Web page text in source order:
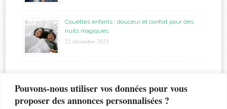
Pouvons-nous utiliser vos données pour vous
proposer des annonces personnalisées ?
Couettes enfants : douceur et confort pour des
nuits magiques
22 décembre 2023
accouchement allaitement astuces bapteme beauté